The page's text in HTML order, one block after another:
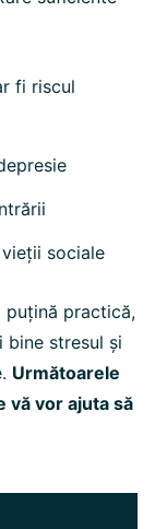
fi riscul
sociale
practică,
bine stresul și
Următoarele
vă vor ajuta să